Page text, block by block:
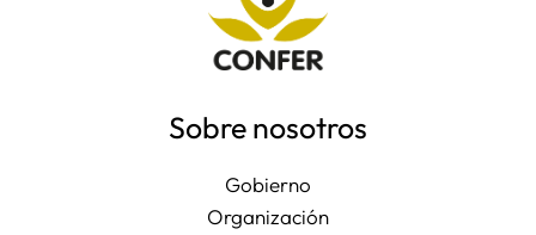
Sobre nosotros
Gobierno
Organización